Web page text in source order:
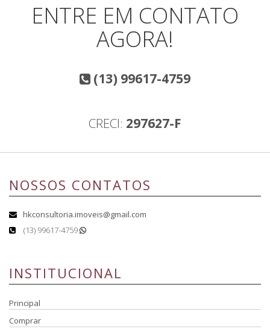
ENTRE EM CONTATO
AGORA!
(13) 99617-4759
CRECI: 297627-F
NOSSOS CONTATOS
hkconsultoria.imoveis@gmail.com
(13) 99617-4759
INSTITUCIONAL
Principal
Comprar